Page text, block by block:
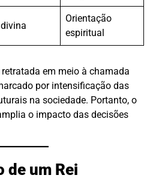
Orientação
espiritual
em meio à chamada
por intensificação das
na sociedade. Portanto, o
o impacto das decisões
de um Rei